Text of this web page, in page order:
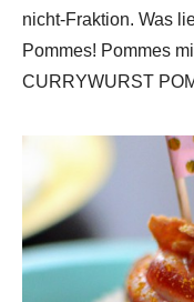
nicht-Fraktion. Was
Pommes! Pommes
CURRYWURST